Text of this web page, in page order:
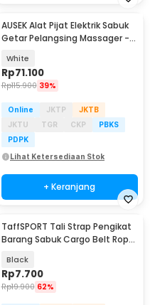
AUSEK Alat Pijat Elektrik Sabuk
Getar Pelangsing Massager -
White
Rp71.100
Rp115.900 39%
Online JKTP
JKTB
JKTU
TGR CKP
PBKS
PDPK
Lihat Ketersediaan Stok
+ Keranjang
TaffSPORT Tali Strap Pengikat
Barang Sabuk Cargo Belt Rope
Black
Rp7.700
Rp19.900 62%